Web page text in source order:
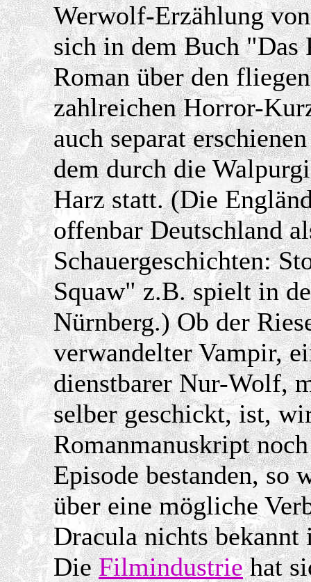
Werwolf-Erzählung
sich in dem Buch
Roman über den
zahlreichen Horror-
auch separat
dem durch die
Harz statt. (Die
offenbar Deutschland
Schauergeschichten:
Squaw" z.B. spielt in
Nürnberg.) Ob der
verwandelter Vampir,
dienstbarer Nur-Wolf,
selber geschickt, ist,
Romanmanuskript
Episode bestanden, so
über eine mögliche
Dracula nichts bekannt
DieFilmindustriehat